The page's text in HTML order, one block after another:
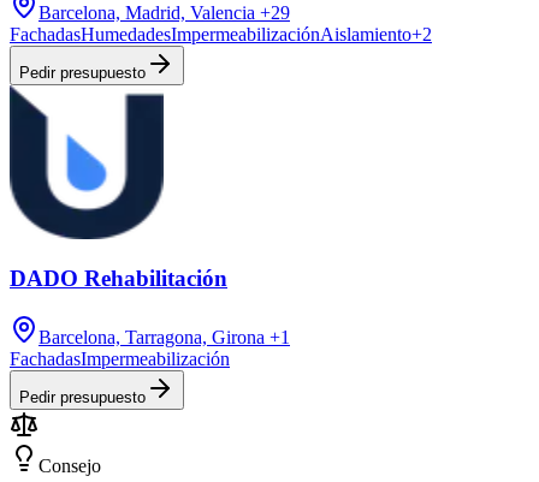
Barcelona, Madrid, Valencia +29
FachadasHumedadesImpermeabilizaciónAislamiento+2
Pedir presupuesto
DADO Rehabilitación
Barcelona, Tarragona, Girona +1
FachadasImpermeabilización
Pedir presupuesto
Consejo